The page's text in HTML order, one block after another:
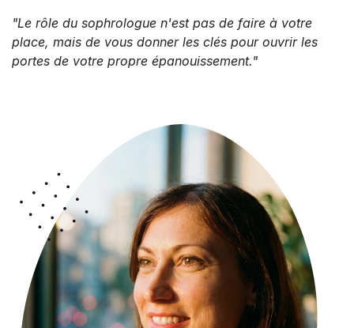
"Le rôle du sophrologue n'est pas de faire à votre
place, mais de vous donner les clés pour ouvrir les
portes de votre propre épanouissement."